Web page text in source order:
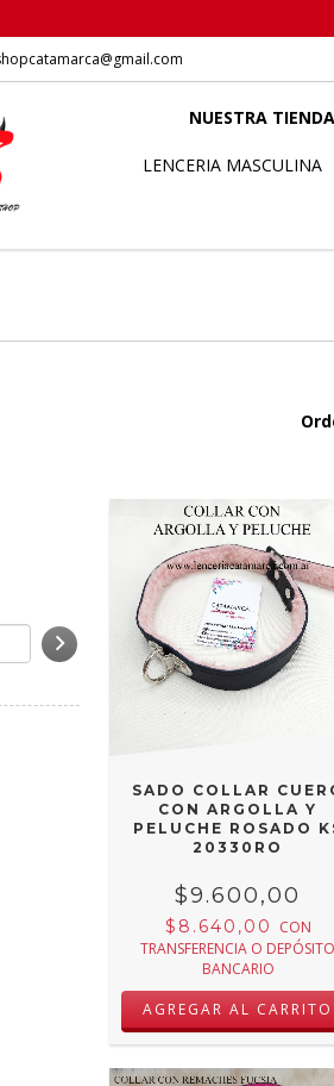
NUESTRA TIENDA
LENCERIA MASCULINA
SADO COLLAR
CON ARGOLLA Y
PELUCHE ROSADO
20330RO
$9.600,00
$8.640,00 CON
TRANSFERENCIA O DEPÓSITO
BANCARIO